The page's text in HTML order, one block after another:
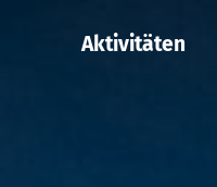
Aktivitäten